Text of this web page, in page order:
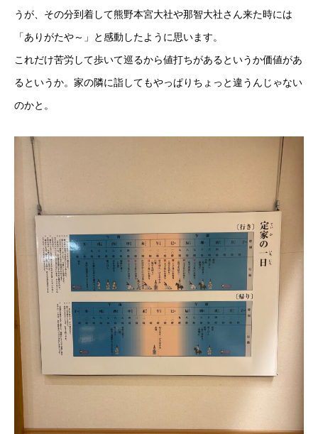
うが、その分到着して熊野本宮大社や那智大社さん来た時には
「ありがたや～」と感動したように思います。
これだけ苦労して歩いて巡るから値打ちがあるというか価値があ
るというか。家の隣に詣してもやっぱりちょっと違うんじゃない
のかと。